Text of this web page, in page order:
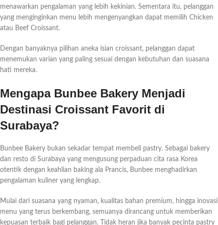
menawarkan pengalaman yang lebih kekinian. Sementara itu, pelanggan
yang menginginkan menu lebih mengenyangkan dapat memilih Chicken
atau Beef Croissant.
Dengan banyaknya pilihan aneka isian croissant, pelanggan dapat
menemukan varian yang paling sesuai dengan kebutuhan dan suasana
hati mereka.
Mengapa Bunbee Bakery Menjadi
Destinasi Croissant Favorit di
Surabaya?
Bunbee Bakery bukan sekadar tempat membeli pastry. Sebagai bakery
dan resto di Surabaya yang mengusung perpaduan cita rasa Korea
otentik dengan keahlian baking ala Prancis, Bunbee menghadirkan
pengalaman kuliner yang lengkap.
Mulai dari suasana yang nyaman, kualitas bahan premium, hingga inovasi
menu yang terus berkembang, semuanya dirancang untuk memberikan
kepuasan terbaik bagi pelanggan. Tidak heran jika banyak pecinta pastry